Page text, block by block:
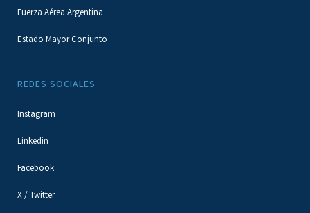
Fuerza Aérea Argentina
Estado Mayor Conjunto
REDES SOCIALES
Instagram
Linkedin
Facebook
X / Twitter